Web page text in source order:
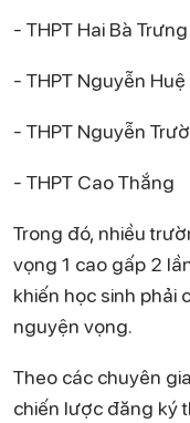
- THPT Hai Bà Trưng
- THPT Nguyễn Huệ
- THPT Nguyễn
- THPT Cao Thắng
Trong đó, nhiều
vọng 1 cao gấp 2
khiến học sinh phải
nguyện vọng.
Theo các chuyên
chiến lược đăng ký